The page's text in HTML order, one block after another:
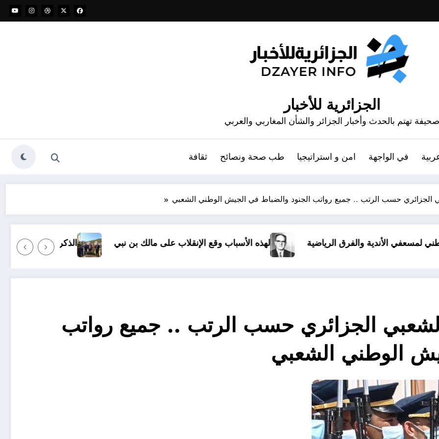
الجزائرية للأخبار
صحيفة تهتم بالحدث وأخبار الجزائر والشأن المغاربي والعربي
في الواجهة امن و استراتيجيا طب صحة ونصائح ثقافة
الجزائري حسب الرتب .. جميع رواتب الجنود والضباط في الجيش الوطني الشعبي
الرياضية لهذه الأسباب وقع الإنقلاب على مالك بن نبي الذكرى 65 لإستشهاد العقيد الجيلالي بونعامة ببلدية برج بونعامة بتيسمسيلت
الجزائري حسب الرتب .. جميع رواتب
الوطني الشعبي